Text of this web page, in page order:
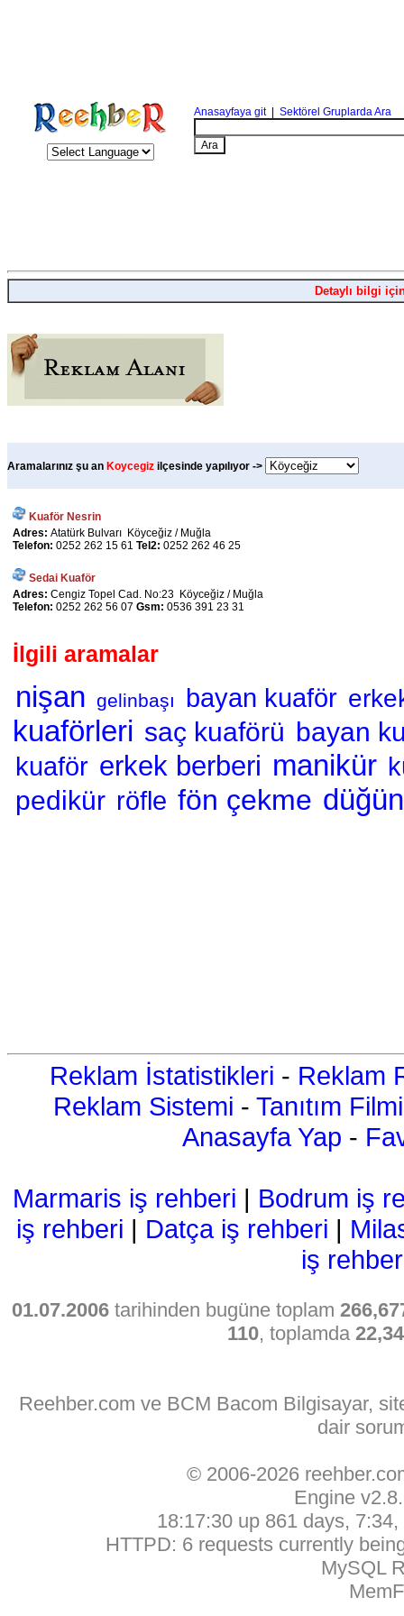
Anasayfaya git| Sektörel Gruplarda Ara
Detaylı bilgi
Aramalarınız şu an Koycegiz ilçesinde yapılıyor ->
Kuaför Nesrin
Adres: Atatürk Bulvarı Köyceğiz / Muğla
Telefon: 0252 262 15 61 Tel2: 0252 262 46 25
Sedai Kuaför
Adres: Cengiz Topel Cad. No:23 Köyceğiz / Muğla
Telefon: 0252 262 56 07 Gsm: 0536 391 23 31
İlgili aramalar
nişan gelinbaşı bayan kuaför
kuaförleri saç kuaförü bayan
kuaför erkek berberi manikür
pedikür röfle fön çekme düğün
Reklam İstatistikleri - Reklam
Reklam Sistemi - Tanıtım Filmi
Anasayfa Yap -
Marmaris iş rehberi | Bodrum iş
iş rehberi | Datça iş rehberi |
iş
01.07.2006tarihinden bugüne toplam
110, toplamda
Reehber.com ve BCM Bacom Bilgisayar,
dair
© 2006-2026
Engine
18:17:30 up 861 days,
HTTPD: 6 requests currently
MySQL